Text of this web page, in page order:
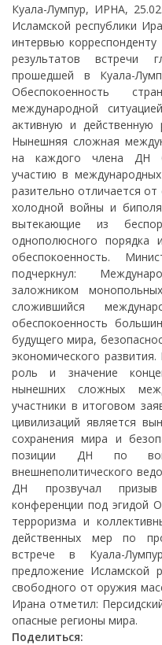
Куала-Лумпур, ИРНА,
Исламской республики
интервью
результатов встречи
прошедшей в Куала-
Обеспокоенность
международной
активную и
Нынешняя сложная
на каждого члена ДН
участию в
разительно отличается
холодной войны и
вытекающие из
однополюсного порядка
обеспокоенность.
подчеркнул:
заложником
сложившийся
обеспокоенность
будущего мира,
экономического
роль и значение
нынешних сложных
участники в итоговом
цивилизаций является
сохранения мира и
позиции ДН по
внешнеполитического
ДН прозвучал
конференции под эгидой
терроризма и
действенных мер по
встрече в Куала-
предложение Исламской
свободного от оружия
Ирана отметил:
опасные регионы мира.
Поделиться: